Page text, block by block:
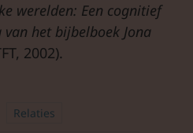
werelden: Een cognitief
het bijbelboek Jona
2002).
Relaties